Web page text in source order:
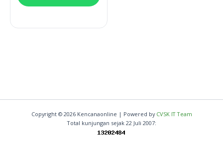
Copyright © 2026 Kencanaonline | Powered by CVSK IT Team
Total kunjungan sejak 22 Juli 2007: